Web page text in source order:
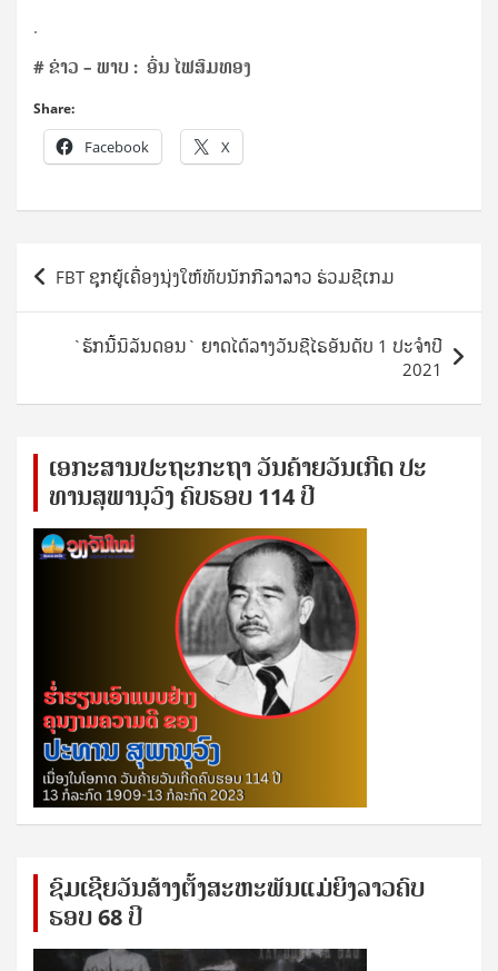
.
# ຂ່າວ – ພາບ : ອົ່ນ ໄຟສົມທອງ
Share:
Facebook X
Post
navigation
FBT ຊຸກຍູ້ເຄື່ອງນຸ່ງໃຫ້ທັບນັກກີລາລາວ ຮ່ວມຊີເກມ
`ຮັກນີ້ນິລັນດອນ` ຍາດໄດ້ລາງວັນຊີໄຣອັນດັບ 1 ປະຈຳປີ
2021
ເອ​ກະ​ສານ​ປະ​ຖະ​ກະ​ຖ​າ ວັນ​ຄ້າຍ​ວັນ​ເກີດ ປ​ະ​
ທານ​ສຸ​ພາ​ນຸ​ວົງ ຄົບ​ຮອບ 114 ປີ
ຊົ​ມ​ເຊີຍ​ວັນ​ສ້າງ​ຕັ້ງ​ສະ​ຫະ​ພັນ​ແມ່​ຍິງ​​ລາວຄົບ​
ຮອບ 68 ປິ